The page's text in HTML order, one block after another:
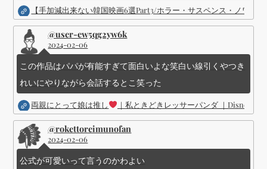
【手加減出来ない韓国映画6選Part3/ホラー・サスペンス・ノワー
@user-ew5qg2yw6k
2024-02-06
この作品はパパが有能すぎて面白いよな笑白い線引くやつき
れいにやりながら会話するとこ笑った
両親にとって娘は推し ｜私ときどきレッサーパンダ ｜Disney (
@rokettoreimunofan
2024-02-06
公式が可愛いって言うのかわよい